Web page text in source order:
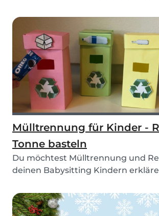
Mülltrennung für Kinder -
Tonne basteln
Du möchtest Mülltrennung und
deinen Babysitting Kindern